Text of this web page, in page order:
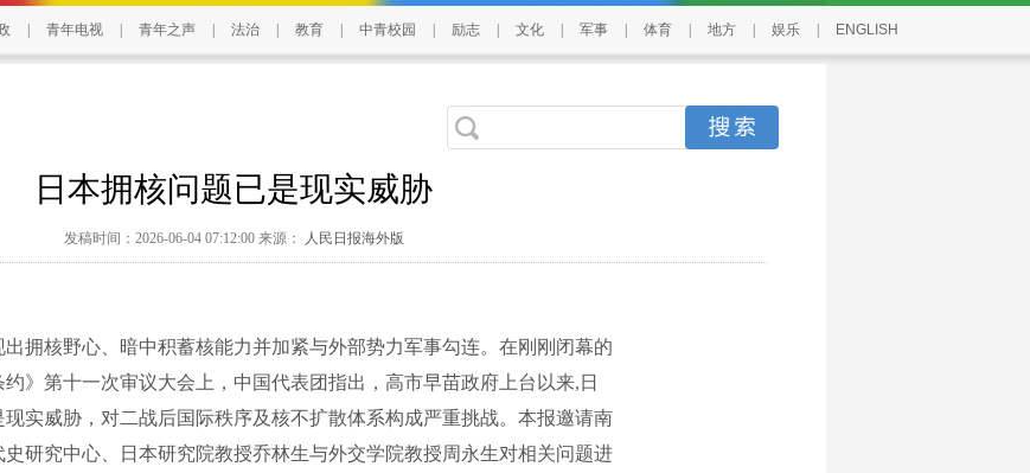
青年电视 青年之声 法治 教育 中青校园 励志 文化 军事 体育 地方 娱乐 ENGLISH
日本拥核问题已是现实威胁
发稿时间：2026-06-04 07:12:00 来源： 人民日报海外版
核野心、暗中积蓄核能力并加紧与外部势力军事勾连。在刚刚闭幕的
约》第十一次审议大会上，中国代表团指出，高市早苗政府上台以来,日
实威胁，对二战后国际秩序及核不扩散体系构成严重挑战。本报邀请南
研究中心、日本研究院教授乔林生与外交学院教授周永生对相关问题进